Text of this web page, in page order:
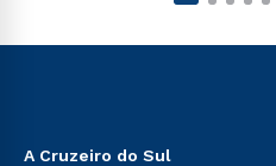
A Cruzeiro do Sul